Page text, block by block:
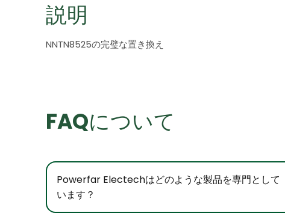
説明
NNTN8525の完璧な置き換え
FAQについて
Powerfar Electechはどのような製品を専門として
います？